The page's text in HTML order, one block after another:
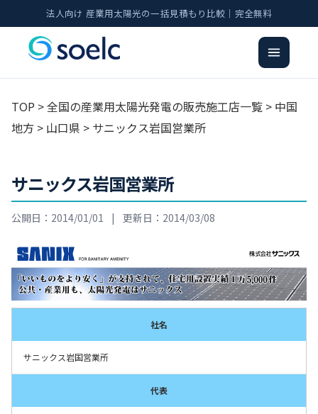
法人向け 産業用太陽光の一括見積もり比較｜完全無料
TOP >全国の産業用太陽光発電の販売施工店一覧 > 中国
地方 > 山口県 > サニックス岩国営業所
サニックス岩国営業所
公開日：2014/01/01 | 更新日：2014/03/08
社名
サニックス岩国営業所
代表